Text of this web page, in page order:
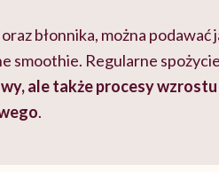
błonnika, można podawać
smoothie. Regularne spożycie
ale także procesy wzrostu
.